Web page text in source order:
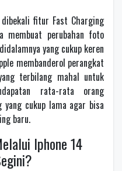
fitur Fast Charging
membuat perubahan foto
yang cukup keren
membanderol perangkat
terbilang mahal untuk
rata-rata orang
yang cukup lama agar bisa
baru.
Iphone 14